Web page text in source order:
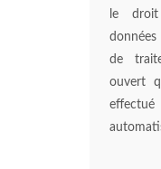
le
de
ouvert